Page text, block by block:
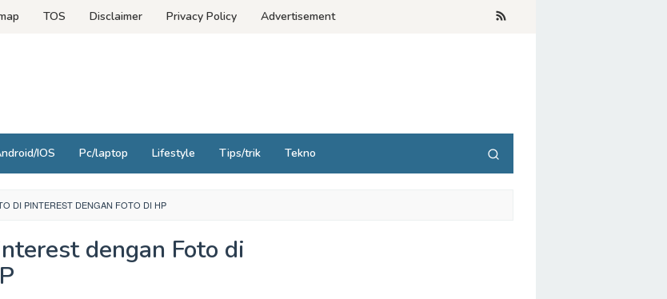
TOS Disclaimer Privacy Policy Advertisement
IOS Pc/laptop Lifestyle Tips/trik Tekno
DI PINTEREST DENGAN FOTO DI HP
dengan Foto di